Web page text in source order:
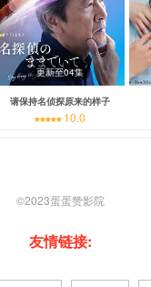
更新至04集
请保持名侦探原来的样子
10.0
©2023蛋蛋赞影院
友情链接: